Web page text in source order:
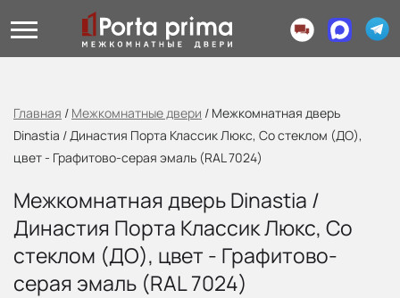
Главная / Межкомнатные двери / Межкомнатная дверь
Dinastia / Династия Порта Классик Люкс, Со стеклом (ДО),
цвет - Графитово-серая эмаль (RAL 7024)
Межкомнатная дверь Dinastia /
Династия Порта Классик Люкс, Со
стеклом (ДО), цвет - Графитово-
серая эмаль (RAL 7024)